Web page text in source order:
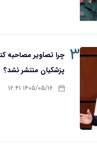
۳ چرا تصاویر مصاحبه
پزشکیان منتشر نشد؟
۱۴۰۵/۰۵/۱۶ ۱۶:۴۱